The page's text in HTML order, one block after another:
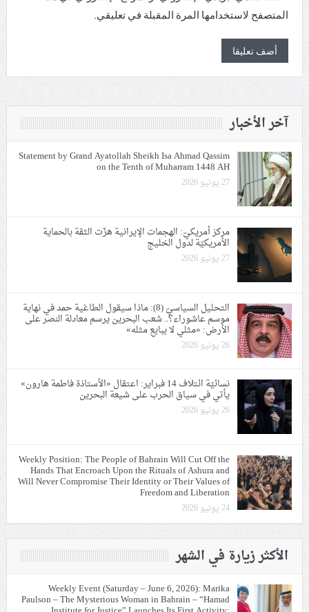
المتصفح لاستخدامها المرة المقبلة في تعليقي.
آخر الأخبار
Statement by Grand Ayatollah Sheikh Isa Ahmad Qassim
on the Tenth of Muharram 1448 AH
27 يونيو 2026
مركز أمريكيّ: الهجمات الإيرانية هزّت الثقة بالحماية
الأمريكيّة لدول الخليج
27 يونيو 2026
التحليل السياسيّ (8): ماذا سيقول الطاغية حمد في نهاية
موسم عاشوراء؟.. شعب البحرين يرسم معادلة النصر على
الأرض: «مثلي لا يبايع مثله»
26 يونيو 2026
نسائيّة ائتلاف 14 فبراير: اعتقال «الأستاذة فاطمة هارون»
يأتي في سياق الحرب على شيعة البحرين
26 يونيو 2026
Weekly Position: The People of Bahrain Will Cut Off the
Hands That Encroach Upon the Rituals of Ashura and
Will Never Compromise Their Identity or Their Values of
Freedom and Liberation
24 يونيو 2026
الأكثر زيارة في الشهر
Weekly Event (Saturday – June 6, 2026): Marika
Paulson – The Mysterious Woman in Bahrain – “Hamad